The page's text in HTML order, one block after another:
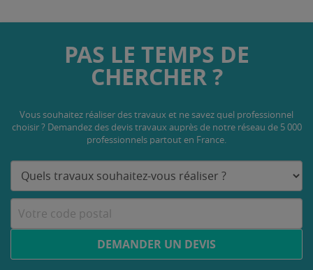
PAS LE TEMPS DE
CHERCHER ?
Vous souhaitez réaliser des travaux et ne savez quel professionnel
choisir ? Demandez des devis travaux auprès de notre réseau de 5 000
professionnels partout en France.
DEMANDER UN DEVIS